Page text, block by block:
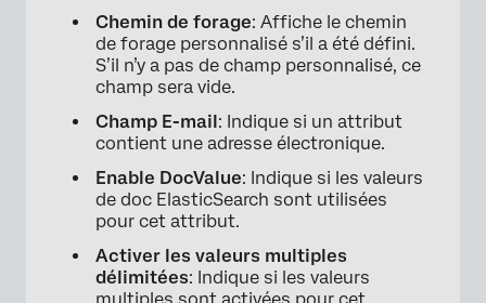
Chemin de forage: Affiche le chemin
de forage personnalisé s’il a été défini.
S’il n’y a pas de champ personnalisé, ce
champ sera vide.
Champ E-mail : Indique si un attribut
contient une adresse électronique.
Enable DocValue: Indique si les valeurs
de doc ElasticSearch sont utilisées
pour cet attribut.
Activer les valeurs multiples
délimitées: Indique si les valeurs